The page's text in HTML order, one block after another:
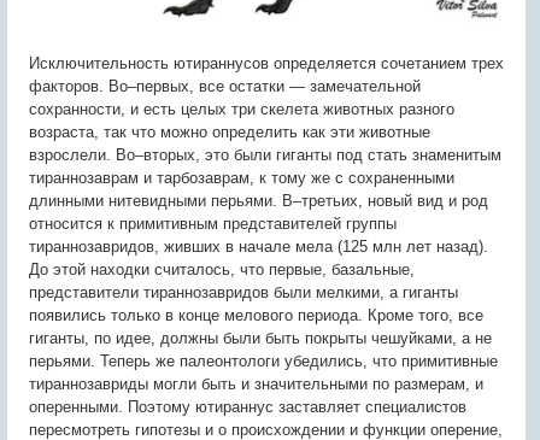
Исключительность ютираннусов определяется сочетанием трех
факторов. Во–первых, все остатки — замечательной
сохранности, и есть целых три скелета животных разного
возраста, так что можно определить как эти животные
взрослели. Во–вторых, это были гиганты под стать знаменитым
тираннозаврам и тарбозаврам, к тому же с сохраненными
длинными нитевидными перьями. В–третьих, новый вид и род
относится к примитивным представителей группы
тираннозавридов, живших в начале мела (125 млн лет назад).
До этой находки считалось, что первые, базальные,
представители тираннозавридов были мелкими, а гиганты
появились только в конце мелового периода. Кроме того, все
гиганты, по идее, должны были быть покрыты чешуйками, а не
перьями. Теперь же палеонтологи убедились, что примитивные
тираннозавриды могли быть и значительными по размерам, и
оперенными. Поэтому ютираннус заставляет специалистов
пересмотреть гипотезы и о происхождении и функции оперение,